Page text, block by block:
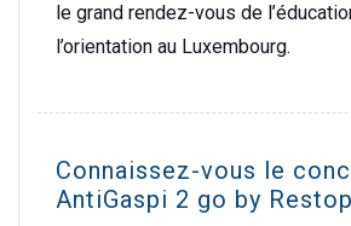
le grand rendez-vous de
l’orientation au Luxembourg.
Connaissez-vous le
AntiGaspi 2 go by